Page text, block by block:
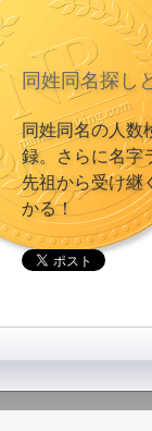
同姓同名探し
同姓同名の人数
録。さらに名字
先祖から受け継
かる！